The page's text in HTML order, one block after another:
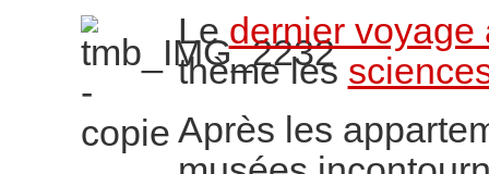
Ledernier voyage
thème les
Après les